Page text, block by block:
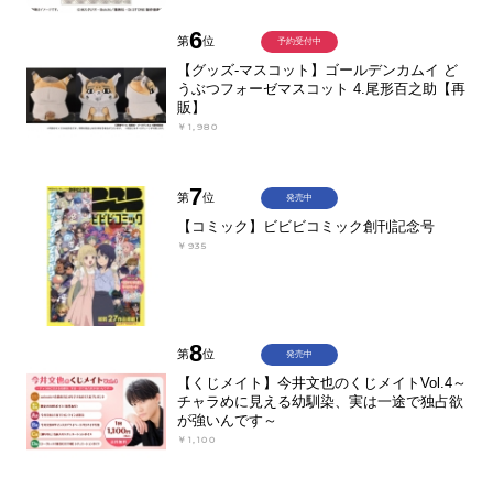
第6位
【グッズ-マスコット】ゴールデンカムイ ど
うぶつフォーゼマスコット 4.尾形百之助【再
販】
￥1,980
予約受付中
第7位
【コミック】ビビビコミック創刊記念号
￥935
発売中
第8位
【くじメイト】今井文也のくじメイトVol.4～
チャラめに見える幼馴染、実は一途で独占欲
が強いんです～
￥1,100
発売中